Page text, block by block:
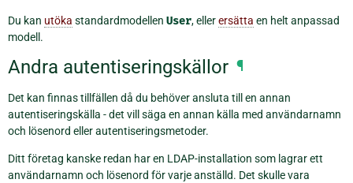
Du kan utöka standardmodellen User, ellerersätta en helt anpassad
modell.
Andra autentiseringskällor ¶
Det kan finnas tillfällen då du behöver ansluta till en annan
autentiseringskälla - det vill säga en annan källa med användarnamn
och lösenord eller autentiseringsmetoder.
Ditt företag kanske redan har en LDAP-installation som lagrar ett
användarnamn och lösenord för varje anställd. Det skulle vara